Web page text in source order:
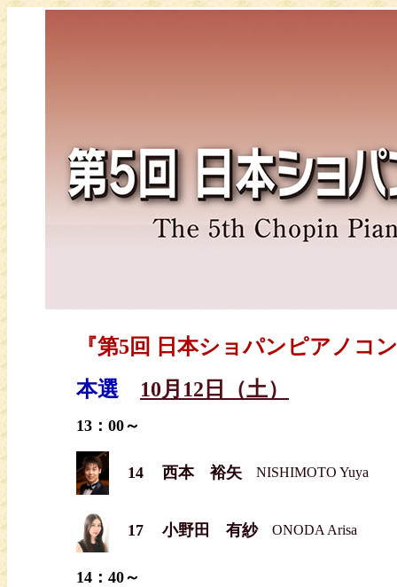
『第5回 日本ショパンピアノコ
本選 10月12日（土）
13：00～
14 西本 裕矢 NISHIMOTO Yuya
17 小野田 有紗ONODA Arisa
14：40～